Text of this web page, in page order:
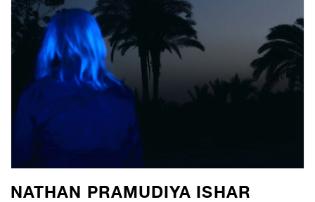
NATHAN PRAMUDIYA ISHAR